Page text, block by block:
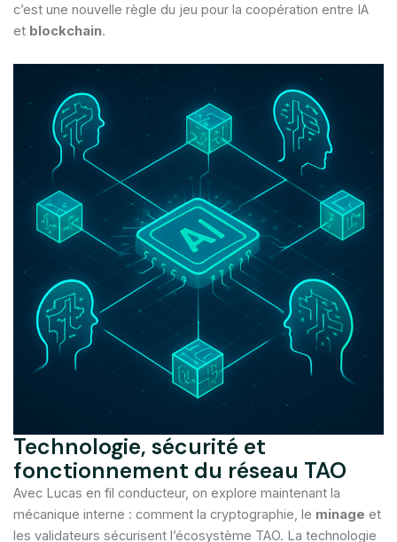
c’est une nouvelle règle du jeu pour la coopération entre IA
et blockchain.
Technologie, sécurité et
fonctionnement du réseau TAO
Avec Lucas en fil conducteur, on explore maintenant la
mécanique interne : comment la cryptographie, le minage et
les validateurs sécurisent l’écosystème TAO. La technologie